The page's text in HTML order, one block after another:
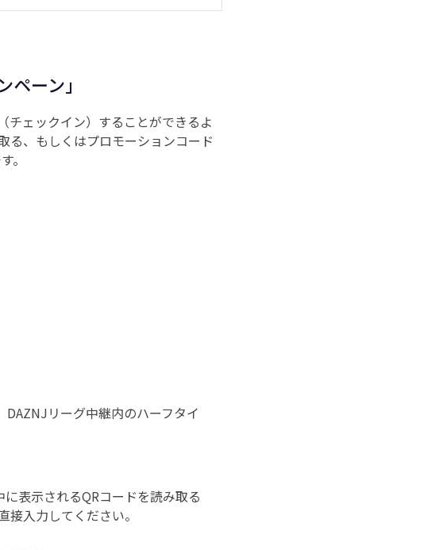
ーン」
チェックイン）することができるよ
る、もしくはプロモーションコード
。
リーグ中継内のハーフタイ
に表示されるQRコードを読み取る
接入力してください。